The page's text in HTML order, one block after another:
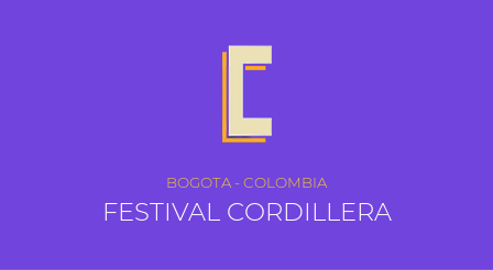
BOGOTA - COLOMBIA
FESTIVAL CORDILLERA